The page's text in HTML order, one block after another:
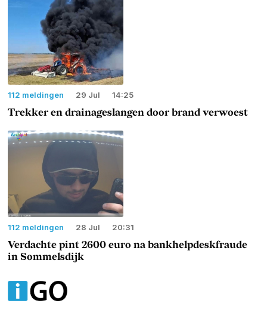
112 meldingen 29 Jul 14:25
Trekker en drainageslangen door brand verwoest
112 meldingen 28 Jul 20:31
Verdachte pint 2600 euro na bankhelpdeskfraude
in Sommelsdijk